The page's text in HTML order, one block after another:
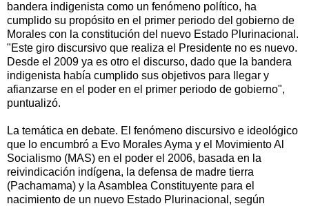
bandera indigenista como un fenómeno político, ha
cumplido su propósito en el primer periodo del gobierno de
Morales con la constitución del nuevo Estado Plurinacional.
"Este giro discursivo que realiza el Presidente no es nuevo.
Desde el 2009 ya es otro el discurso, dado que la bandera
indigenista había cumplido sus objetivos para llegar y
afianzarse en el poder en el primer periodo de gobierno",
puntualizó.
La temática en debate. El fenómeno discursivo e ideológico
que lo encumbró a Evo Morales Ayma y el Movimiento Al
Socialismo (MAS) en el poder el 2006, basada en la
reivindicación indígena, la defensa de madre tierra
(Pachamama) y la Asamblea Constituyente para el
nacimiento de un nuevo Estado Plurinacional, según